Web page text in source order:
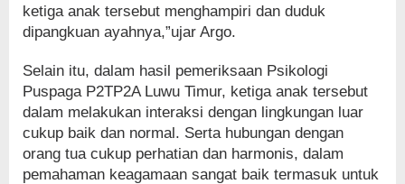
ketiga anak tersebut menghampiri dan duduk
dipangkuan ayahnya,”ujar Argo.
Selain itu, dalam hasil pemeriksaan Psikologi
Puspaga P2TP2A Luwu Timur, ketiga anak tersebut
dalam melakukan interaksi dengan lingkungan luar
cukup baik dan normal. Serta hubungan dengan
orang tua cukup perhatian dan harmonis, dalam
pemahaman keagamaan sangat baik termasuk untuk